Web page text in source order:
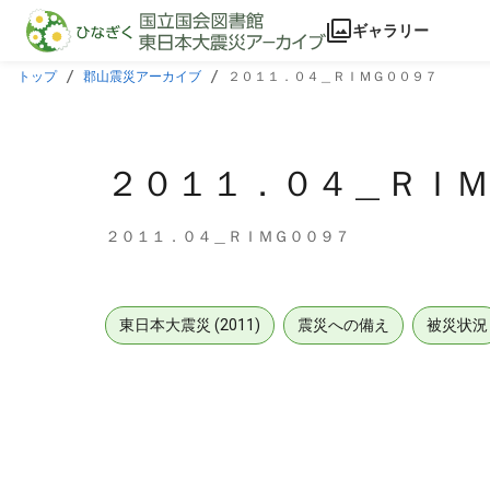
本文に飛ぶ
ギャラリー
トップ 郡山震災アーカイブ ２０１１．０４＿ＲＩＭＧ００９７
２０１１．０４＿ＲＩ
２０１１．０４＿ＲＩＭＧ００９７
東日本大震災 (2011) 震災への備え 被災状況